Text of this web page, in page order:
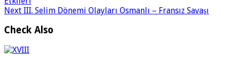
Next III. Selim Dönemi Olayları Osmanlı – Fransız Savaşı
Check Also